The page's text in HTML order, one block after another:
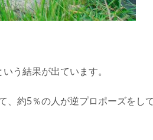
いう結果が出ています。
、約5％の人が逆プロポーズをして